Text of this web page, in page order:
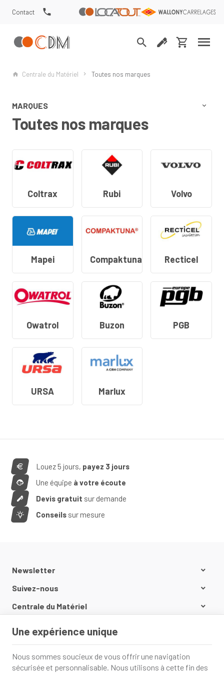
Contact
Centrale du Matériel Toutes nos marques
MARQUES
Toutes nos marques
Coltrax Rubi Volvo
Mapei Compaktuna Recticel
Owatrol Buzon PGB
URSA Marlux
Louez 5 jours, payez 3 jours
Une équipe à votre écoute
Devis gratuit sur demande
Conseils sur mesure
Newsletter
Suivez-nous
Centrale du Matériel
Informations
Une expérience unique
Nous sommes soucieux de vous offrir une navigation
sécurisée et personnalisable. Nous utilisons à cette fin des